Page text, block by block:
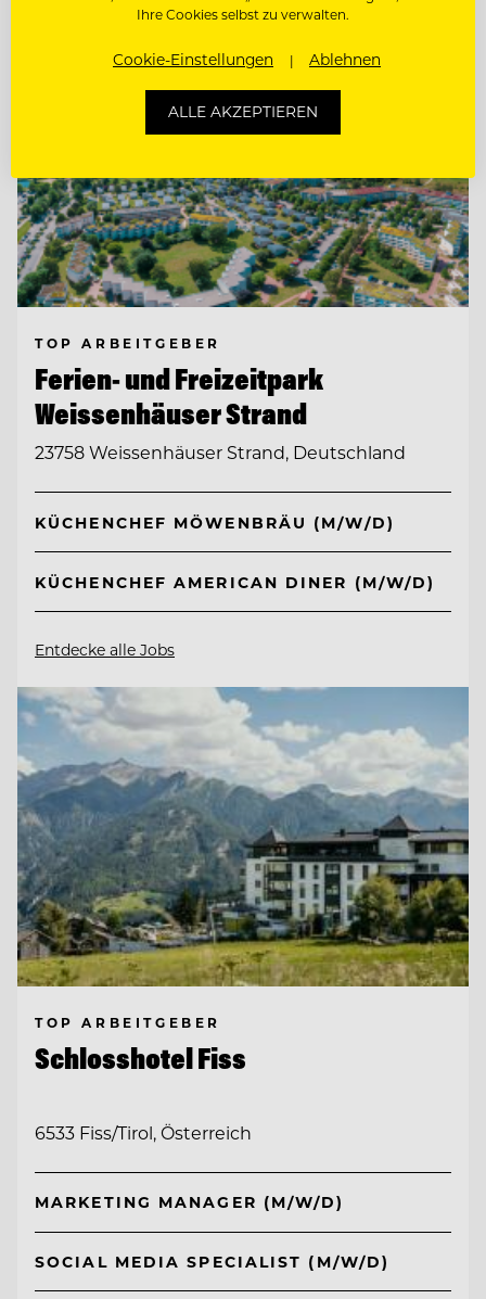
TOP ARBEITGEBER
Ferien- und Freizeitpark
Weissenhäuser Strand
23758 Weissenhäuser Strand, Deutschland
KÜCHENCHEF MÖWENBRÄU (M/W/D)
KÜCHENCHEF AMERICAN DINER (M/W/D)
Entdecke alle Jobs
TOP ARBEITGEBER
Schlosshotel Fiss
6533 Fiss/Tirol, Österreich
MARKETING MANAGER (M/W/D)
SOCIAL MEDIA SPECIALIST (M/W/D)
Ihre Cookies selbst zu verwalten.
Cookie-Einstellungen Ablehnen
ALLE AKZEPTIEREN